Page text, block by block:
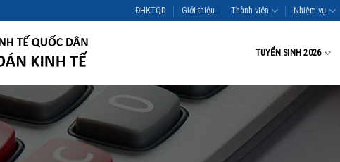
ĐHKTQD Giới thiệu Thành viên Nhiệm vụ
TUYỂN SINH 2026